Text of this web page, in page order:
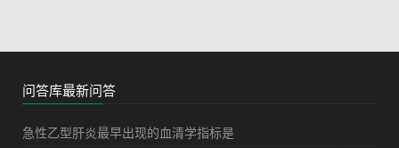
问答库最新问答
急性乙型肝炎最早出现的血清学指标是